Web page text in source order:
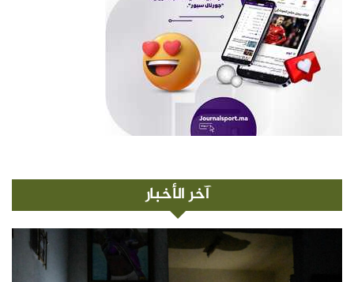
آخر الأخبار